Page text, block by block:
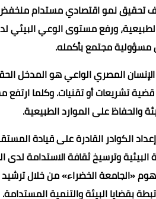
الوطنية للتغيرات المناخية 2050 التي تستهدف تحقيق نمو اقتصادي
الطبيعية، ورفع مستوى الوعي البيئي
مسؤولية مجتمع بأكمله.
الإنسان المصري الواعي هو المدخل
تشريعات أو تقنيات. وكلما
والحفاظ على الموارد الطبيعية.
الكوادر القادرة على قيادة
وترسيخ ثقافة الاستدامة لدى
«الجامعة الخضراء» من خلال
بقضايا البيئة والتنمية المستدامة.